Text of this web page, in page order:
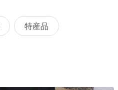
特産品